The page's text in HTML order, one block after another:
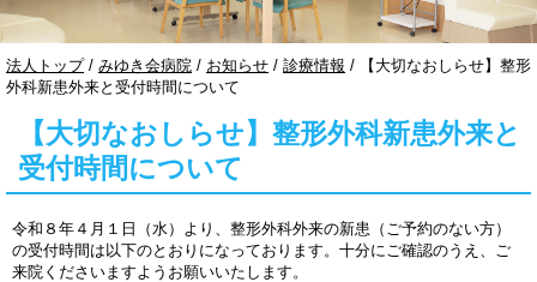
現
在
置：
法人トップ/ みゆき会病院 / お知らせ / 診療情報 /
【大切なおしらせ】整形
外科新患外来と受付時間について
【大切なおしらせ】整形外科新患外来と
受付時間について
令和８年４月１日（水）より、整形外科外来の新患（ご予約のない方）
の受付時間は以下のとおりになっております。十分にご確認のうえ、ご
来院くださいますようお願いいたします。